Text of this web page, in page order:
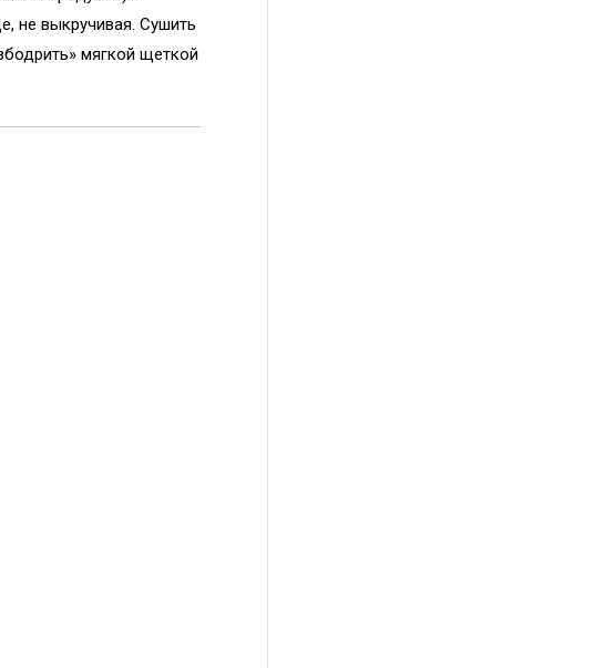
не выкручивая. Сушить
мягкой щеткой